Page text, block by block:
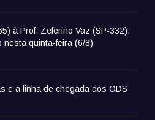
à Prof. Zeferino Vaz (SP-332),
nesta quinta-feira (6/8)
e a linha de chegada dos ODS